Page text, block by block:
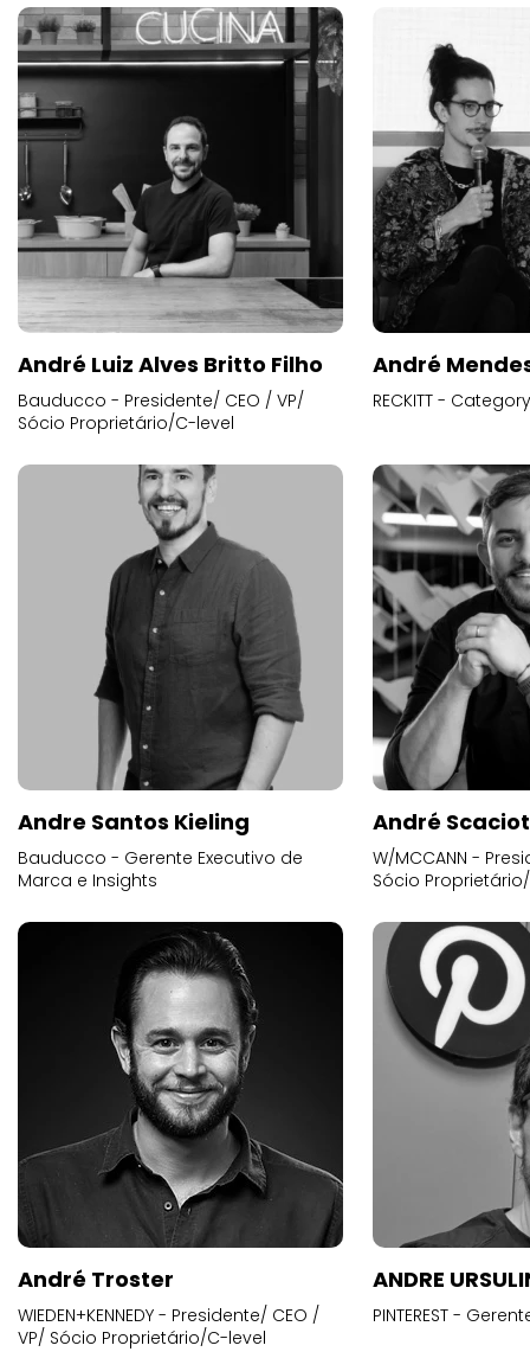
André Luiz Alves Britto Filho
Bauducco - Presidente/ CEO / VP/
Sócio Proprietário/C-level
André
RECKITT -
Andre Santos Kieling
Bauducco - Gerente Executivo de
Marca e Insights
André
W/MCCANN -
Sócio
André Troster
WIEDEN+KENNEDY - Presidente/ CEO /
VP/ Sócio Proprietário/C-level
ANDRE
PINTEREST -